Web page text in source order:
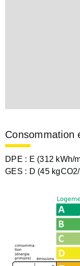
Consommation
DPE : E (312 kWh/
GES : D (45